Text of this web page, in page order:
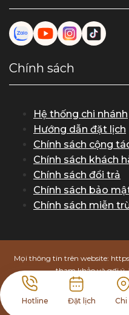
Chính sách
Hệ thống chi nhánh
Hướng dẫn đặt lịch
Chính sách cộng
Chính sách khách
Chính sách đổi trả
Chính sách bảo
Chính sách miễn
Hotline Đặt lịch Chi
Mọi thông tin trên website:
tham khảo và gợi
Rosea Crystal từ chối chịu
tự tiện thực hiện các phương
hướng dẫn và chỉ